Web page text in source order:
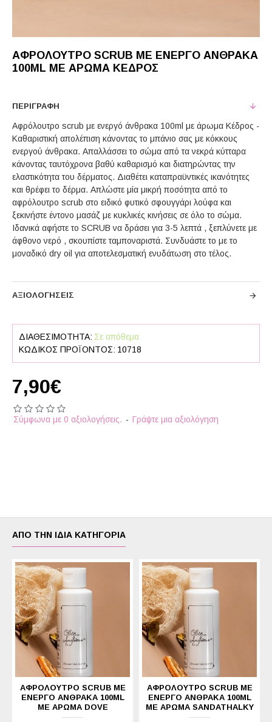
ΑΦΡΌΛΟΥΤΡΟ SCRUB ΜΕ ΕΝΕΡΓΌ ΆΝΘΡΑΚΑ
100ML ΜΕ ΆΡΩΜΑ ΚΈΔΡΟΣ
ΠΕΡΙΓΡΑΦΉ
Αφρόλουτρο scrub με ενεργό άνθρακα 100ml με άρωμα Κέδρος -
Καθαριστική απολέπιση κάνοντας το μπάνιο σας με κόκκους
ενεργού άνθρακα. Απαλλάσσει το σώμα από τα νεκρά κύτταρα
κάνοντας ταυτόχρονα βαθύ καθαρισμό και διατηρώντας την
ελαστικότητα του δέρματος. Διαθέτει καταπραϋντικές ικανότητες
και θρέφει το δέρμα. Aπλώστε μία μικρή ποσότητα από το
αφρόλουτρο scrub στο ειδικό φυτικό σφουγγάρι λούφα και
ξεκινήστε έντονο μασάζ με κυκλικές κινήσεις σε όλο το σώμα.
Ιδανικά αφήστε το SCRUB να δράσει για 3-5 λεπτά , ξεπλύνετε με
άφθονο νερό , σκουπίστε ταμποναριστά. Συνδυάστε το με το
μοναδικό dry oil για αποτελεσματική ενυδάτωση στο τέλος.
ΑΞΙΟΛΟΓΉΣΕΙΣ
ΔΙΑΘΕΣΙΜΌΤΗΤΑ: Σε απόθεμα
ΚΩΔΙΚΌΣ ΠΡΟΪΌΝΤΟΣ: 10718
Σύμφωνα με 0 αξιολογήσεις. - Γράψτε μια αξιολόγηση
7,90€
ΑΠΌ ΤΗΝ ΊΔΙΑ ΚΑΤΗΓΟΡΊΑ
ΑΦΡΌΛΟΥΤΡΟ SCRUB ΜΕ
ΕΝΕΡΓΌ ΆΝΘΡΑΚΑ 100ML
ΜΕ ΆΡΩΜΑ DOVE
ΑΦΡΌΛΟΥΤΡΟ SCRUB ΜΕ
ΕΝΕΡΓΌ ΆΝΘΡΑΚΑ 100ML
ΜΕ ΆΡΩΜΑ SANDATHALKY